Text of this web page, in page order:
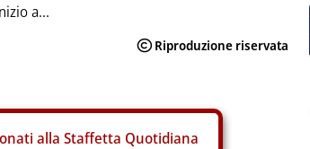
a...
alla Staffetta Quotidiana